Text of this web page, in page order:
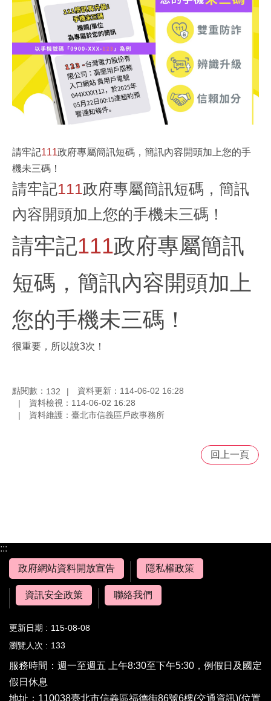
請牢記111政府專屬簡訊短碼，簡訊內容開頭加上您的手
機未三碼！
請牢記111政府專屬簡訊短碼，簡訊
內容開頭加上您的手機未三碼！
請牢記111政府專屬簡訊
短碼，簡訊內容開頭加上
您的手機未三碼！
很重要，所以說3次！
點閱數： 132
資料更新：114-06-02 16:28
資料檢視：114-06-02 16:28
資料維護：臺北市信義區戶政事務所
回上一頁
:::
政府網站資料開放宣告
隱私權政策
資訊安全政策 聯絡我們
更新日期
115-08-08
瀏覽人次
133
服務時間：週一至週五 上午8:30至下午5:30，例假日及國定
假日休息
地址：110038臺北市信義區福德街86號6樓(交通資訊)(位置